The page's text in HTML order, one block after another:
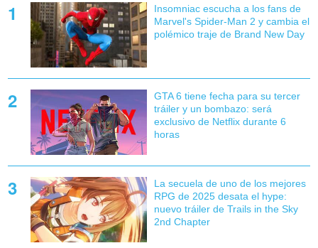
Insomniac escucha a los fans de
Marvel's Spider-Man 2 y cambia el
polémico traje de Brand New Day
GTA 6 tiene fecha para su tercer
tráiler y un bombazo: será
exclusivo de Netflix durante 6
horas
La secuela de uno de los mejores
RPG de 2025 desata el hype:
nuevo tráiler de Trails in the Sky
2nd Chapter